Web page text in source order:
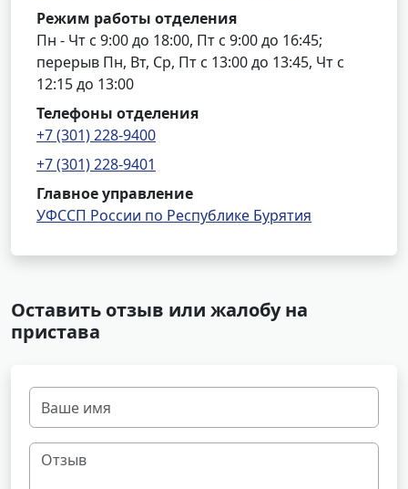
Режим работы отделения
Пн - Чт с 9:00 до 18:00, Пт с 9:00 до 16:45;
перерыв Пн, Вт, Ср, Пт с 13:00 до 13:45, Чт с
12:15 до 13:00
Телефоны отделения
+7 (301) 228-9400
+7 (301) 228-9401
Главное управление
УФССП России по Республике Бурятия
Оставить отзыв или жалобу на
пристава